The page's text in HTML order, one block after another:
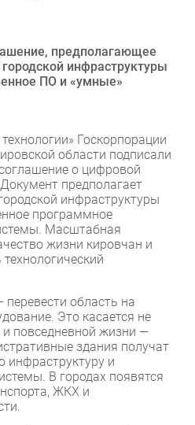
предполагающее
инфраструктуры
ПО и «умные»
Госкорпорации
области подписали
о цифровой
предполагает
инфраструктуры
программное
Масштабная
жизни кировчан и
область на
Это касается не
и повседневной жизни —
здания получат
и
В городах появятся
ЖКХ и